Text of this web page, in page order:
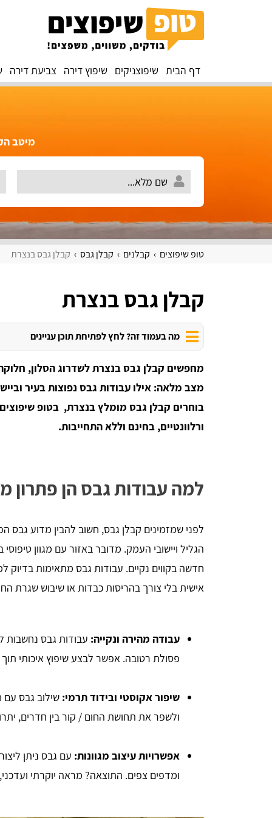
דף הבית שיפוצניקים שיפוץ דירה צביעת דירה
מיטב
טופ שיפוצים קבלנים קבלן גבס קבלן גבס בנצרת
קבלן גבס בנצרת
מה בעמוד זה? לחץ לפתיחת תוכן עניינים
מחפשים קבלן גבס בנצרת לשדרוג הסלון,
מצב מלאה: אילו עבודות גבס נפוצות בעיר
ורלוונטיים, בחינם וללא התחייבות.
למה עבודות גבס הן פתרון
לפני שמזמינים קבלן גבס, חשוב להבין מדוע גבס
הגליל ויישובי העמק. מדובר באזור עם מגוון
חדשה בקווים נקיים. עבודות גבס מתאימות
אישית בלי צורך בהריסות כבדות או שיבוש שגרת
עבודה מהירה ונקייה: עבודות גבס נחשבות
פסולת רטובה. אפשר לבצע שיפוץ איכותי
שיפור אקוסטי ובידוד תרמי: שילוב גבס
ולשפר את תחושת החום / קור בין חדרים,
אפשרויות עיצוב מגוונות: עם גבס ניתן
ומדפים צפים. התוצאה? מראה יוקרתי